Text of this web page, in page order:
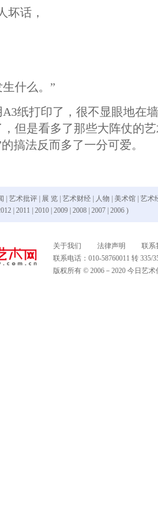
坏话，
什么。”
纸打印了，很不显眼地在
但是看多了那些大阵仗的
搞法反而多了一分可爱。
艺术批评 展 览 艺术财经 人物 美术馆 艺术
2011 2010 2009 2008 2007 2006 )
关于我们 法律声明
联系
联系电话：010-58760011 转
版权所有 © 2006－2020 今日艺